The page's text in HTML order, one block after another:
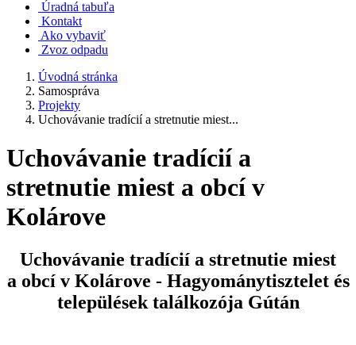
Úradná tabuľa
Kontakt
Ako vybaviť
Zvoz odpadu
Úvodná stránka
Samospráva
Projekty
Uchovávanie tradícií a stretnutie miest...
Uchovávanie tradícií a
stretnutie miest a obcí v
Kolárove
Uchovávanie tradícií a stretnutie miest
a obcí v Kolárove - Hagyománytisztelet és
települések találkozója Gútán